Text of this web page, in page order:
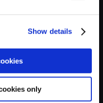
Show details
only
...